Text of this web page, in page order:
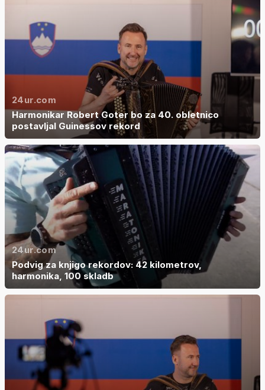
24ur.com
Harmonikar Robert Goter bo za 40. obletnico
postavljal Guinessov rekord
24ur.com
Podvig za knjigo rekordov: 42 kilometrov,
harmonika, 100 skladb